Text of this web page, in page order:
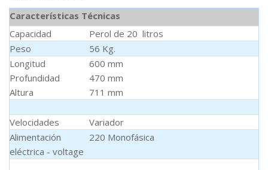
Características Técnicas
Capacidad
Perol de 20 litros
Peso
56 Kg.
Longitud
Profundidad
Altura
600 mm
470 mm
711 mm
Velocidades
Variador
Alimentación
eléctrica - voltage
220 Monofásica